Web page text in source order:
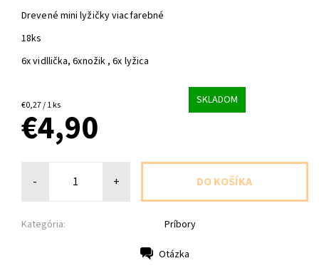
Drevené mini lyžičky viacfarebné
18ks
6x vidllička, 6xnožik , 6x lyžica
€0,27 / 1 ks SKLADOM
€4,90
- +
Kategória: Príbory
Otázka